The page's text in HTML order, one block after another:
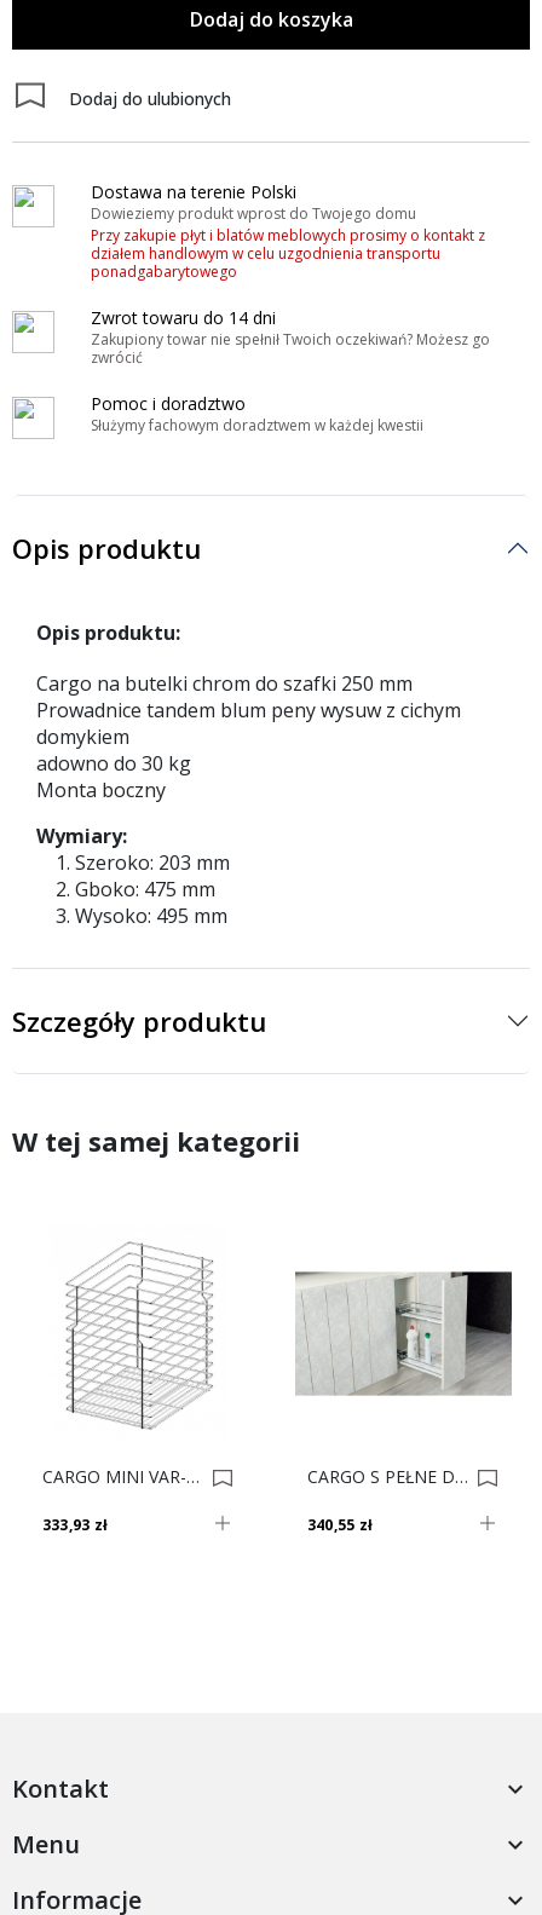
Dodaj do koszyka
Dodaj do ulubionych
Dostawa na terenie Polski
Dowieziemy produkt wprost do Twojego domu
Przy zakupie płyt i blatów meblowych prosimy o kontakt z
działem handlowym w celu uzgodnienia transportu
ponadgabarytowego
Zwrot towaru do 14 dni
Zakupiony towar nie spełnił Twoich oczekiwań? Możesz go
zwrócić
Pomoc i doradztwo
Służymy fachowym doradztwem w każdej kwestii
Opis produktu
Opis produktu:
Cargo na butelki chrom do szafki 250 mm
Prowadnice tandem blum peny wysuw z cichym
domykiem
adowno do 30 kg
Monta boczny
Wymiary:
Szeroko: 203 mm
Gboko: 475 mm
Wysoko: 495 mm
Szczegóły produktu
W tej samej kategorii
CARGO MINI VAR-MULTI JEDN. 40 I CHROM 0019950
333,93 zł
CARGO S PEŁNE DNO 15 II Chrom PRAWE S-2477-C 0004448
340,55 zł
Kontakt 
Menu 
Informacje 